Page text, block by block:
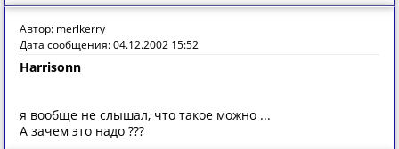
Автор: merlkerry
Дата сообщения: 04.12.2002 15:52
Harrisonn
я вообще не слышал, что такое можно ...
А зачем это надо ???